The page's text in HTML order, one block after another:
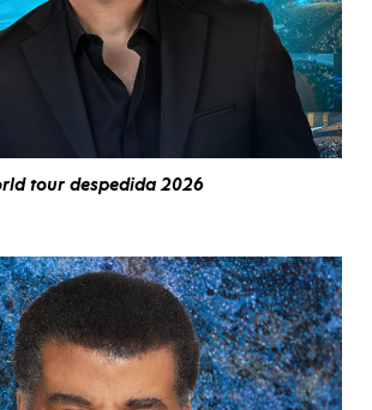
tour despedida 2026